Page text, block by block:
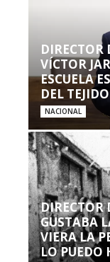
DIRECTOR
VÍCTOR
ESCUELA
DEL
NACIONAL
DIRECTOR
GUSTABA
VIERA LA
LO PUEDO